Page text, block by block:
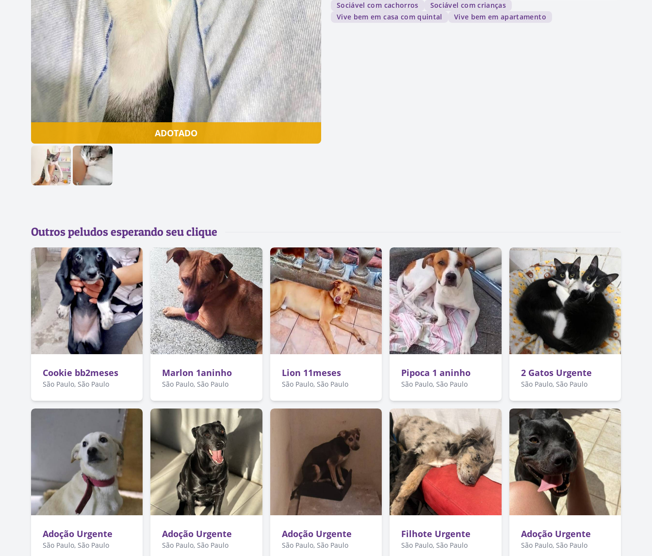
ADOTADO
Sociável com cachorros
Sociável com crianças
Vive bem em casa com quintal
Vive bem em apartamento
Outros peludos esperando seu clique
Cookie bb2meses
São Paulo, São Paulo
Marlon 1aninho
São Paulo, São Paulo
Lion 11meses
São Paulo, São Paulo
Pipoca 1 aninho
São Paulo, São Paulo
2 Gatos Urgente
São Paulo, São Paulo
Adoção Urgente
São Paulo, São Paulo
Adoção Urgente
São Paulo, São Paulo
Adoção Urgente
São Paulo, São Paulo
Filhote Urgente
São Paulo, São Paulo
Adoção Urgente
São Paulo, São Paulo